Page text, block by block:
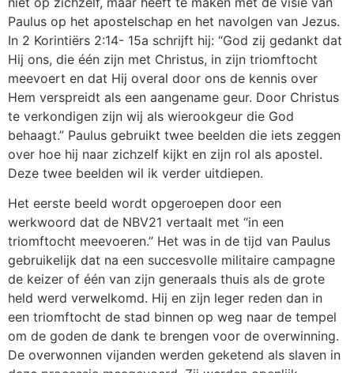
Paulus op het apostelschap en het navolgen van Jezus.
In 2 Korintiërs 2:14- 15a schrijft hij: “God zij gedankt dat
Hij ons, die één zijn met Christus, in zijn triomftocht
meevoert en dat Hij overal door ons de kennis over
Hem verspreidt als een aangename geur. Door Christus
te verkondigen zijn wij als wierookgeur die God
behaagt.” Paulus gebruikt twee beelden die iets zeggen
over hoe hij naar zichzelf kijkt en zijn rol als apostel.
Deze twee beelden wil ik verder uitdiepen.
Het eerste beeld wordt opgeroepen door een
werkwoord dat de NBV21 vertaalt met “in een
triomftocht meevoeren.” Het was in de tijd van Paulus
gebruikelijk dat na een succesvolle militaire campagne
de keizer of één van zijn generaals thuis als de grote
held werd verwelkomd. Hij en zijn leger reden dan in
een triomftocht de stad binnen op weg naar de tempel
om de goden de dank te brengen voor de overwinning.
De overwonnen vijanden werden geketend als slaven in